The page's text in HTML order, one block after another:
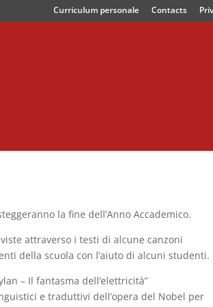
Curriculum personale Contacts
la fine dell’Anno Accademico.
attraverso i testi di alcune canzoni
della scuola con l’aiuto di alcuni studenti.
– Il fantasma dell’elettricità”
e traduttivi dell’opera del Nobel per